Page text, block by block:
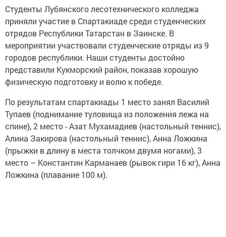
Студенты Лубянского лесотехнического колледжа
приняли участие в Спартакиаде среди студенческих
отрядов Республики Татарстан в Заинске. В
мероприятии участвовали студенческие отряды из 9
городов республики. Наши студенты достойно
представили Кукморский район, показав хорошую
физическую подготовку и волю к победе.
По результатам спартакиады 1 место занял Василий
Тупаев (поднимание туловища из положения лежа на
спине), 2 место - Азат Мухамадиев (настольный теннис),
Алина Закирова (настольный теннис), Анна Ложкина
(прыжки в длину в места толчком двумя ногами), 3
место – Константин Карманаев (рывок гири 16 кг), Анна
Ложкина (плавание 100 м).